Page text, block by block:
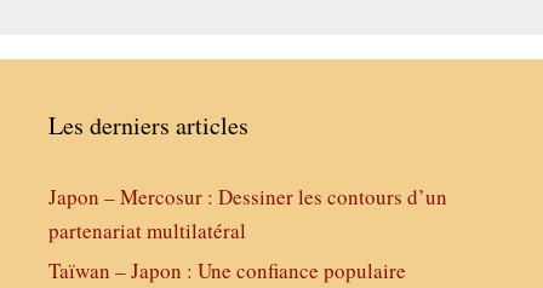
Les derniers articles
Japon – Mercosur : Dessiner les contours d’un
partenariat multilatéral
Taïwan – Japon : Une confiance populaire